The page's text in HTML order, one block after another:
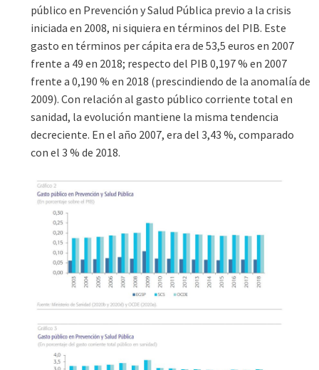
público en Prevención y Salud Pública previo a la crisis
iniciada en 2008, ni siquiera en términos del PIB. Este
gasto en términos per cápita era de 53,5 euros en 2007
frente a 49 en 2018; respecto del PIB 0,197 % en 2007
frente a 0,190 % en 2018 (prescindiendo de la anomalía de
2009). Con relación al gasto público corriente total en
sanidad, la evolución mantiene la misma tendencia
decreciente. En el año 2007, era del 3,43 %, comparado
con el 3 % de 2018.